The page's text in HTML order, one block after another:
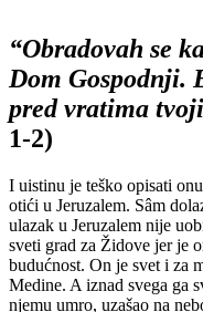
“Obradovah se
Dom Gospodnji.
pred vratima
1-2)
I uistinu je teško opisati
otići u Jeruzalem. Sâm
ulazak u Jeruzalem nije
sveti grad za Židove jer je
budućnost. On je svet i za
Medine. A iznad svega ga
njemu umro, uzašao na